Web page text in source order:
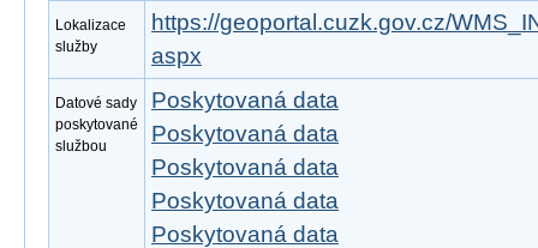
Lokalizace
služby
https://geoportal.cuzk.gov.cz/
aspx
Datové sady
poskytované
službou
Poskytovaná data
Poskytovaná data
Poskytovaná data
Poskytovaná data
Poskytovaná data